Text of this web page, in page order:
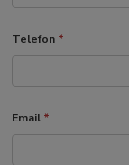
Telefon *
Email *